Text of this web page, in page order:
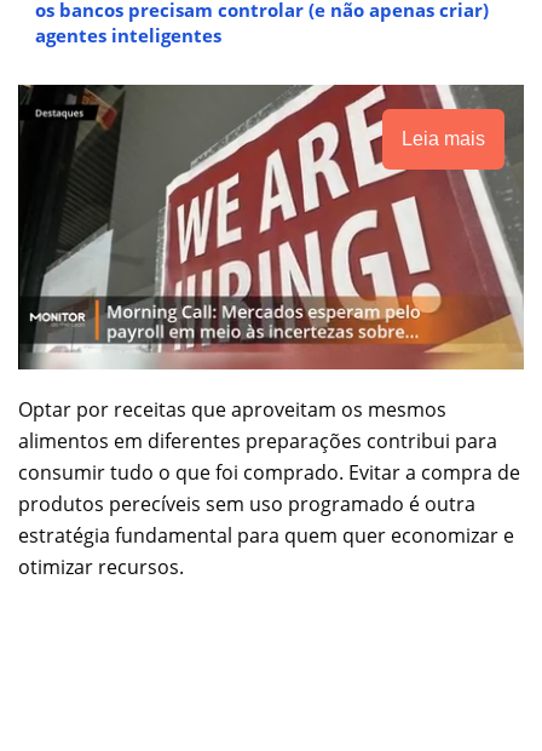
os bancos precisam controlar (e não apenas criar)
agentes inteligentes
Leia mais
Optar por receitas que aproveitam os mesmos
alimentos em diferentes preparações contribui para
consumir tudo o que foi comprado. Evitar a compra de
produtos perecíveis sem uso programado é outra
estratégia fundamental para quem quer economizar e
otimizar recursos.